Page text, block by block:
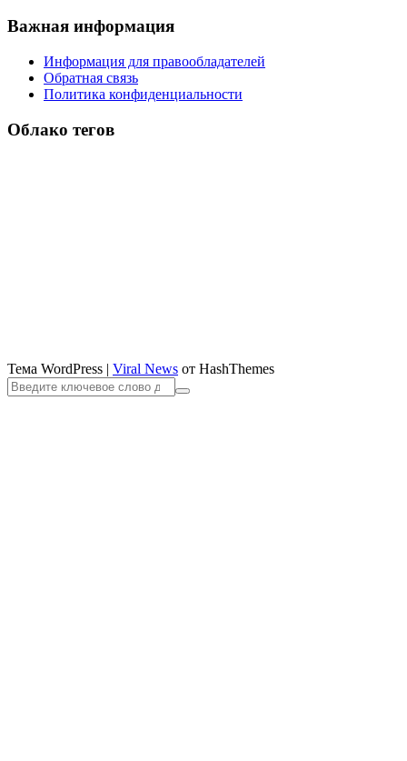
Важная информация
Информация для правообладателей
Обратная связь
Политика конфиденциальности
Облако тегов
Тема WordPress | Viral News от HashThemes